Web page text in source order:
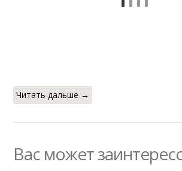
Читать дальше →
Вас может